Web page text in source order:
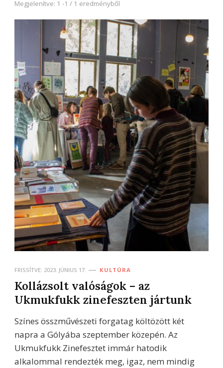
Megjelenítve: 1 -1 / 1 eredményből
FRISSÍTVE: 2023. JÚNIUS 17. KULTÚRA
Kollázsolt valóságok – az
Ukmukfukk zinefeszten jártunk
Színes összművészeti forgatag költözött két
napra a Gólyába szeptember közepén. Az
Ukmukfukk Zinefesztet immár hatodik
alkalommal rendezték meg, igaz, nem mindig